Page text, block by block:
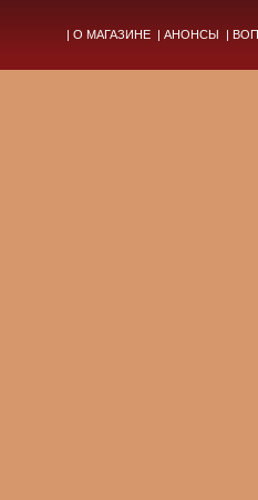
| О МАГАЗИНЕ | АНОНСЫ |